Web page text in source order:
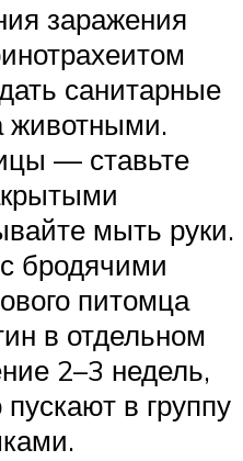
заражения
санитарные
животными.
— ставьте
мыть руки.
бродячими
питомца
в отдельном
2–3 недель,
пускают в группу